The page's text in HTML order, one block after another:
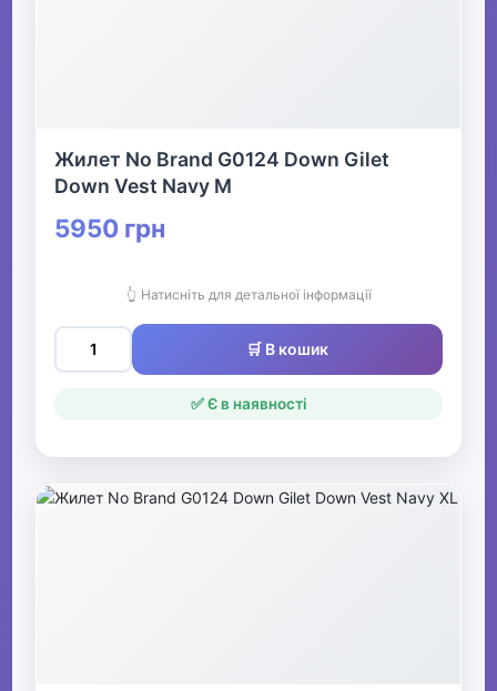
Жилет No Brand G0124 Down Gilet
Down Vest Navy M
5950 грн
👆 Натисніть для детальної інформації
🛒 В кошик
✅ Є в наявності